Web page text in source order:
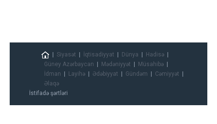
Siyasət İqtisadiyyat Dünya
Hadisə
Güney Azərbaycan
Mədəniyyət
Müsahibə
İdman
Layihə Ədəbiyyat Gündəm
Cəmiyyət
Əlaqə
İstifadə şərtləri